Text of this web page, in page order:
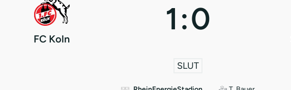
FC Koln
1:0
SLUT